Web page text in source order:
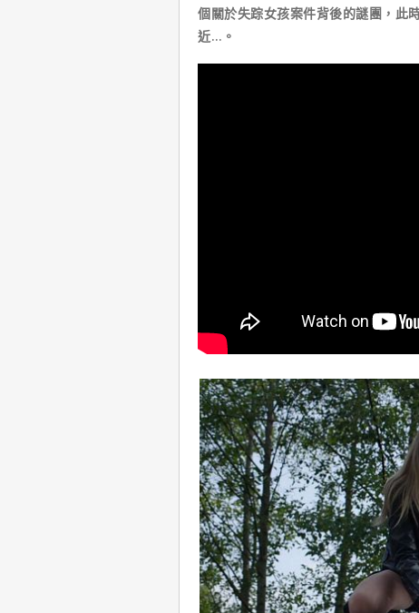
個關於失踪女孩案件背後的謎團，此
近…。